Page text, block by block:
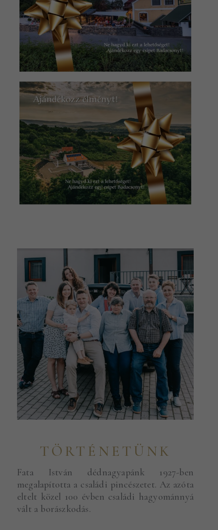
TÖRTÉNETÜNK
Fata István dédnagyapánk 1927-ben
megalapította a családi pincészetet. Az azóta
eltelt közel 100 évben családi hagyománnyá
vált a borászkodás.